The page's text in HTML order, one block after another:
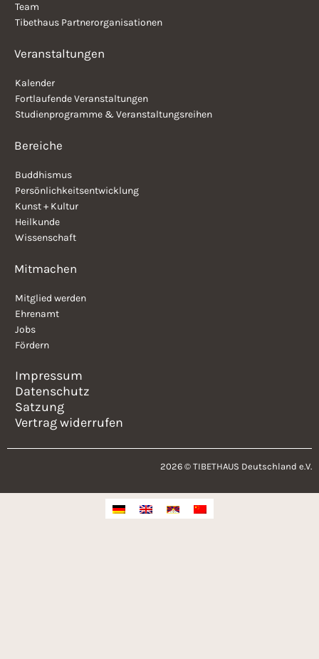
Team
Tibethaus Partnerorganisationen
Veranstaltungen
Kalender
Fortlaufende Veranstaltungen
Studienprogramme & Veranstaltungsreihen
Bereiche
Buddhismus
Persönlichkeitsentwicklung
Kunst + Kultur
Heilkunde
Wissenschaft
Mitmachen
Mitglied werden
Ehrenamt
Jobs
Fördern
Impressum
Datenschutz
Satzung
Vertrag widerrufen
2026 © TIBETHAUS Deutschland e.V.